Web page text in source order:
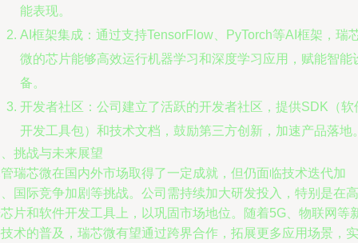
能表现。
AI框架集成：通过支持TensorFlow、PyTorch等AI框架，瑞
微的芯片能够高效运行机器学习和深度学习应用，赋能智能
备。
开发者社区：公司建立了活跃的开发者社区，提供SDK（软
开发工具包）和技术文档，鼓励第三方创新，加速产品落地
挑战与未来展望
瑞芯微在国内外市场取得了一定成就，但仍面临技术迭代加
国际竞争加剧等挑战。公司需持续加大研发投入，特别是在高
片和软件开发工具上，以巩固市场地位。随着5G、物联网等
术的普及，瑞芯微有望通过跨界合作，拓展更多应用场景，实